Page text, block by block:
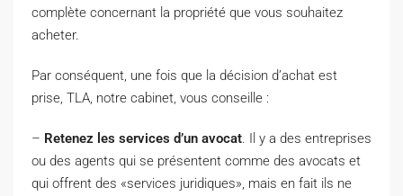
complète concernant la propriété que vous souhaitez
acheter.
Par conséquent, une fois que la décision d’achat est
prise, TLA, notre cabinet, vous conseille :
– Retenez les services d’un avocat. Il y a des entreprises
ou des agents qui se présentent comme des avocats et
qui offrent des «services juridiques», mais en fait ils ne